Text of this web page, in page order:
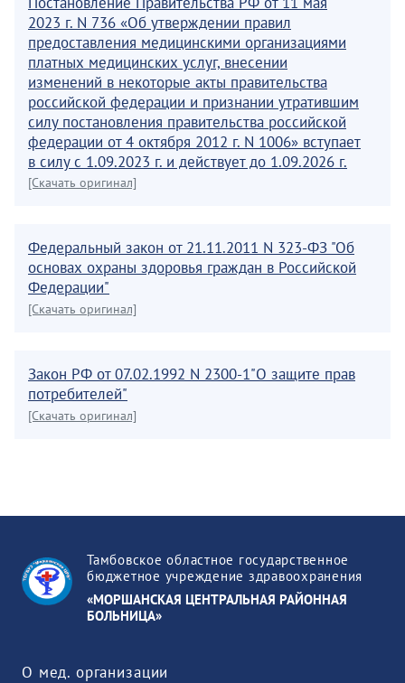
2023 г. N 736 «Об утверждении правил
предоставления медицинскими организациями
платных медицинских услуг, внесении
изменений в некоторые акты правительства
российской федерации и признании утратившим
силу постановления правительства российской
федерации от 4 октября 2012 г. N 1006» вступает
в силу с 1.09.2023 г. и действует до 1.09.2026 г.
[Скачать оригинал]
Федеральный закон от 21.11.2011 N 323-ФЗ "Об
основах охраны здоровья граждан в Российской
Федерации"
[Скачать оригинал]
Закон РФ от 07.02.1992 N 2300-1"О защите прав
потребителей"
[Скачать оригинал]
Тамбовское областное государственное
бюджетное учреждение здравоохранения
«МОРШАНСКАЯ ЦЕНТРАЛЬНАЯ РАЙОННАЯ
БОЛЬНИЦА»
О мед. организации